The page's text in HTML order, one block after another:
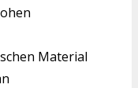
Material